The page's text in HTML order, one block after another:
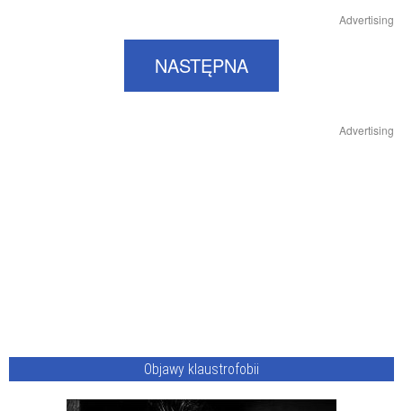
Advertising
NASTĘPNA
Advertising
Objawy klaustrofobii